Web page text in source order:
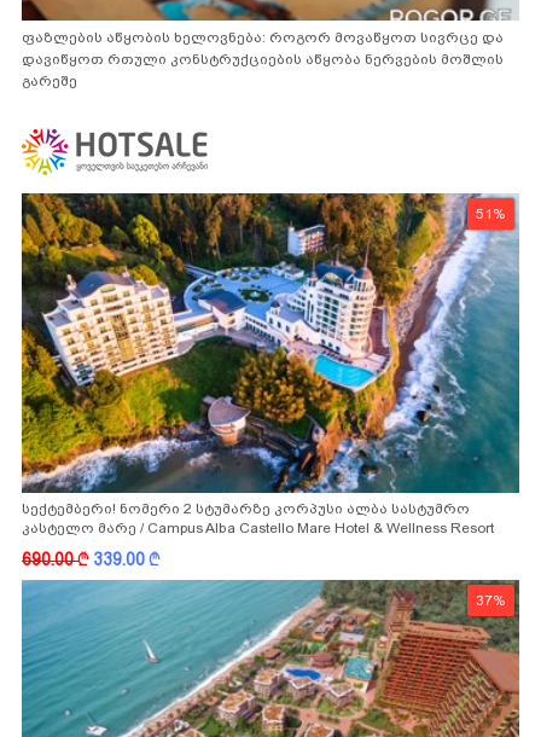
ფაზლების აწყობის ხელოვნება: როგორ მოვაწყოთ სივრცე და
დავიწყოთ რთული კონსტრუქციების აწყობა ნერვების მოშლის
გარეშე
51%
სექტემბერი! ნომერი 2 სტუმარზე კორპუსი ალბა სასტუმრო
კასტელო მარე / Campus Alba Castello Mare Hotel & Wellness Resort
690.00k 339.00k
37%